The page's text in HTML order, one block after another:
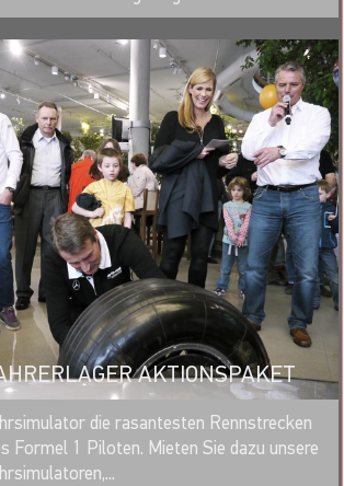
AKTIONSPAKET
MERKEN
die rasantesten Rennstrecken
Formel 1 Piloten. Mieten Sie dazu unsere